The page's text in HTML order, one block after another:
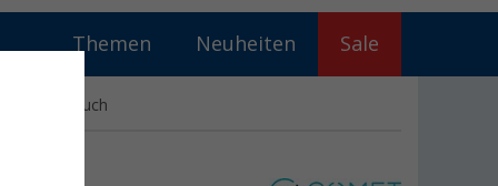
Themen Neuheiten Sale
mit Schlauch